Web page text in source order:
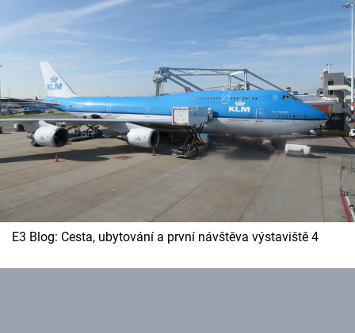
E3 Blog: Cesta, ubytování a první návštěva výstaviště 4